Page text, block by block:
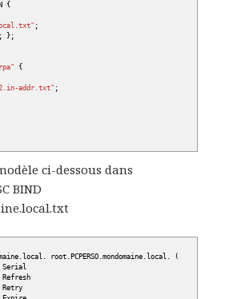
{
;
} ;
{
addr.txt" ;
}keys{ "rndc-key"
ci-dessous dans
BIND
root.PCPERSO.mondomaine.local.
(